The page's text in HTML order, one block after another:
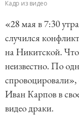
Кадр из видео
«28 мая в 7:30
случился
на Никитской.
неизвестно. По
Иван Карпов в
видео драки.